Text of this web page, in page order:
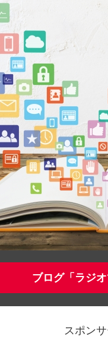
ブログ「ラジ
スポン